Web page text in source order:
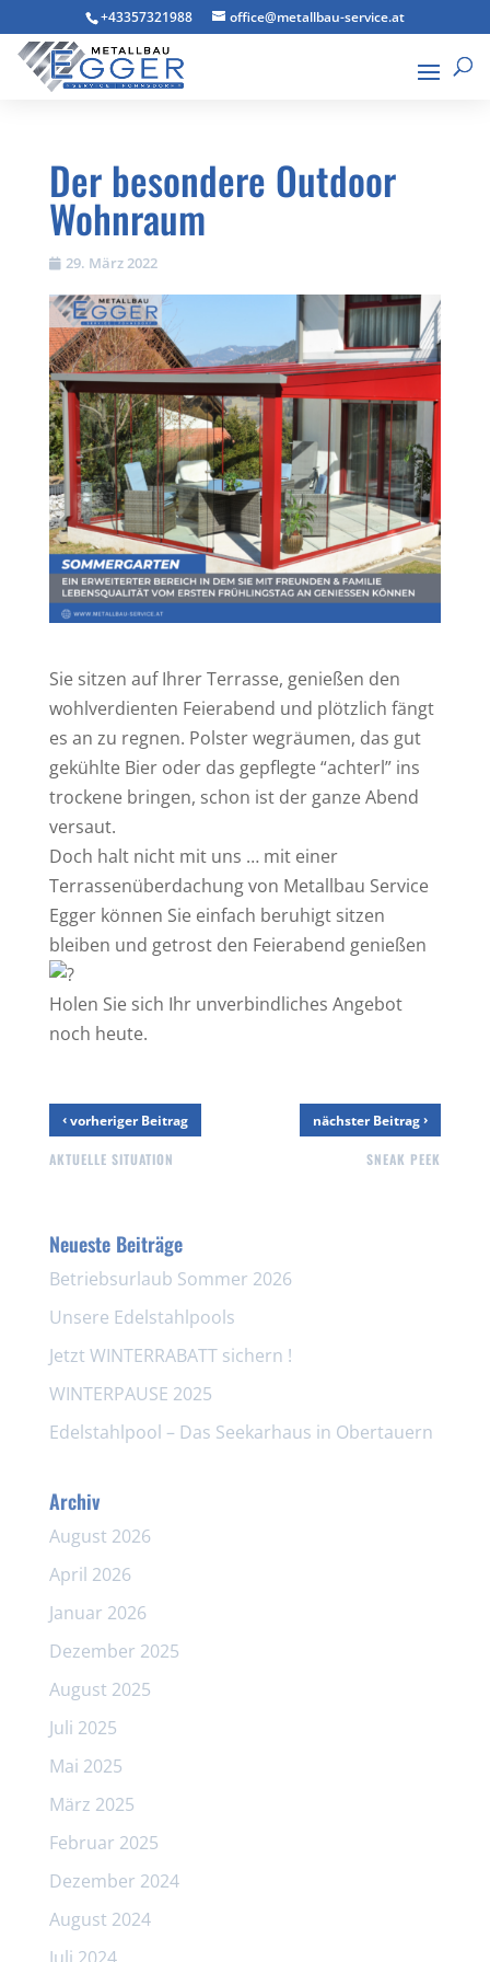
+43357321988 office@metallbau-service.at
Der besondere Outdoor
Wohnraum
29. März 2022
Sie sitzen auf Ihrer Terrasse, genießen den
wohlverdienten Feierabend und plötzlich fängt
es an zu regnen. Polster wegräumen, das gut
gekühlte Bier oder das gepflegte “achterl” ins
trockene bringen, schon ist der ganze Abend
versaut.
Doch halt nicht mit uns … mit einer
Terrassenüberdachung von Metallbau Service
Egger können Sie einfach beruhigt sitzen
bleiben und getrost den Feierabend genießen
Holen Sie sich Ihr unverbindliches Angebot
noch heute.
‹vorheriger Beitrag
AKTUELLE SITUATION
nächster Beitrag›
SNEAK PEEK
Neueste Beiträge
Betriebsurlaub Sommer 2026
Unsere Edelstahlpools
Jetzt WINTERRABATT sichern !
WINTERPAUSE 2025
Edelstahlpool – Das Seekarhaus in Obertauern
Archiv
August 2026
April 2026
Januar 2026
Dezember 2025
August 2025
Juli 2025
Mai 2025
März 2025
Februar 2025
Dezember 2024
August 2024